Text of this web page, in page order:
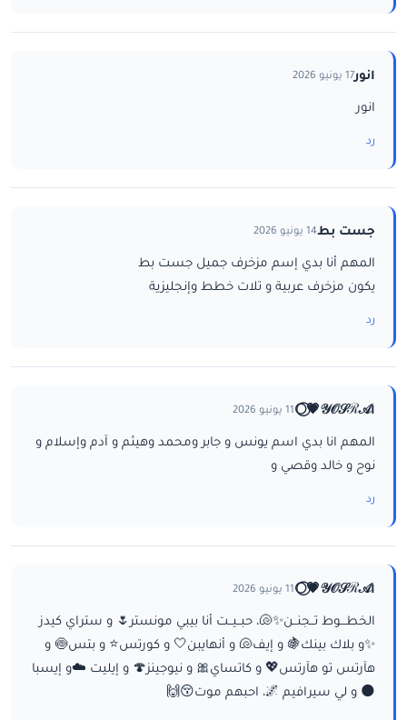
انور17 يونيو 2026
انور
رد
جست بط14 يونيو 2026
المهم أنا بدي إسم مزخرف جميل جست بط
يكون مزخرف عربية و تلات خطط وإنجليزية
رد
ا𝒴𝒪𝒮ℛ𝒜💗⃝🌕 11 يونيو 2026
المهم انا بدي اسم يونس و جابر ومحمد وهيثم و آدم وإسلام و
نوح و خالد وقصي و
رد
ا𝒴𝒪𝒮ℛ𝒜💗⃝🌕 11 يونيو 2026
الخطـــوط تــجنــن✨🐚، حبــيــت أنا بيبي مونستر🌷 و ستراي كيدز
✨و بلاك بينك🍇 و إيف🐚 و أنهايبن🤍 و كورتس⭐ و بتس🍥 و
هآرتس تو هآرتس💖 و كاتساي🎀 و نيوجينز🍄 و إيليت ☁️و إيسبا
🌑 و لي سيرافيم 🌌، احبهم موت😚🙌